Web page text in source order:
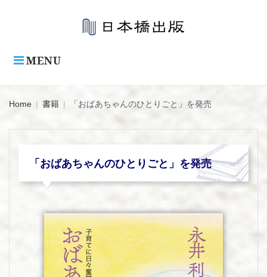
MENU
Home | 書籍 | 「おばあちゃんのひとりごと」を発売
「おばあちゃんのひとりごと」を発売